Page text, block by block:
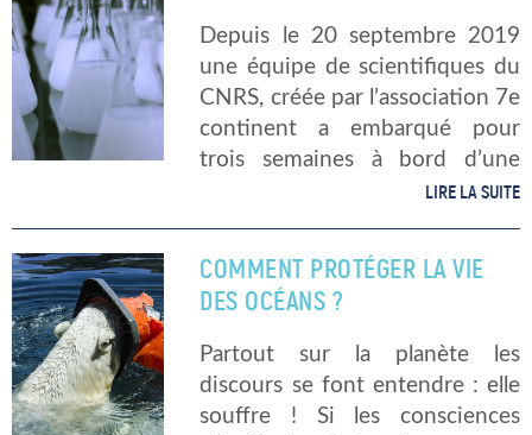
Depuis le 20 septembre 2019
une équipe de scientifiques du
CNRS, créée par l’association 7e
continent a embarqué pour
trois semaines à bord d’une
goélette en mer Méditerranée.
recherche ont pour but
d’analyser les résidus de […]
LIRE LA SUITE
COMMENT PROTÉGER LA VIE
DES OCÉANS ?
Partout sur la planète les
discours se font entendre : elle
souffre ! Si les consciences